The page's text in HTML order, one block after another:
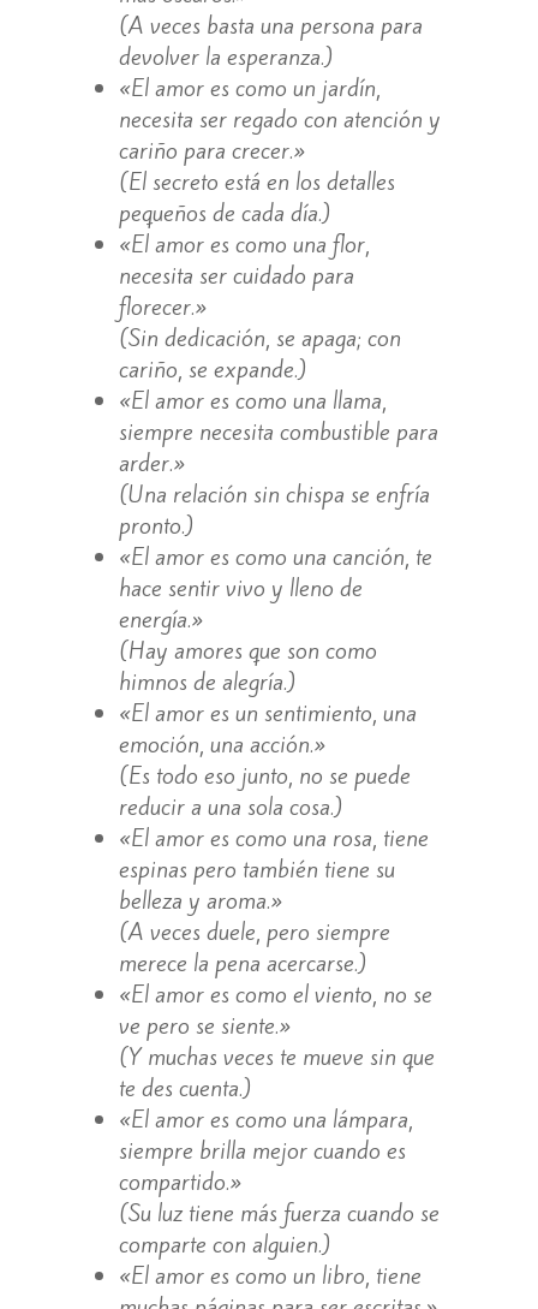
(A veces basta una persona para
devolver la esperanza.)
«El amor es como un jardín,
necesita ser regado con atención y
cariño para crecer.»
(El secreto está en los detalles
pequeños de cada día.)
«El amor es como una flor,
necesita ser cuidado para
florecer.»
(Sin dedicación, se apaga; con
cariño, se expande.)
«El amor es como una llama,
siempre necesita combustible para
arder.»
(Una relación sin chispa se enfría
pronto.)
«El amor es como una canción, te
hace sentir vivo y lleno de
energía.»
(Hay amores que son como
himnos de alegría.)
«El amor es un sentimiento, una
emoción, una acción.»
(Es todo eso junto, no se puede
reducir a una sola cosa.)
«El amor es como una rosa, tiene
espinas pero también tiene su
belleza y aroma.»
(A veces duele, pero siempre
merece la pena acercarse.)
«El amor es como el viento, no se
ve pero se siente.»
(Y muchas veces te mueve sin que
te des cuenta.)
«El amor es como una lámpara,
siempre brilla mejor cuando es
compartido.»
(Su luz tiene más fuerza cuando se
comparte con alguien.)
«El amor es como un libro, tiene